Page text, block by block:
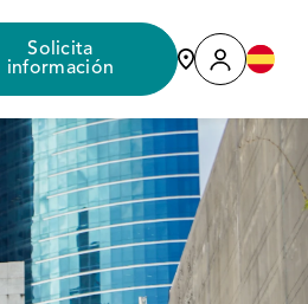
Solicita
información